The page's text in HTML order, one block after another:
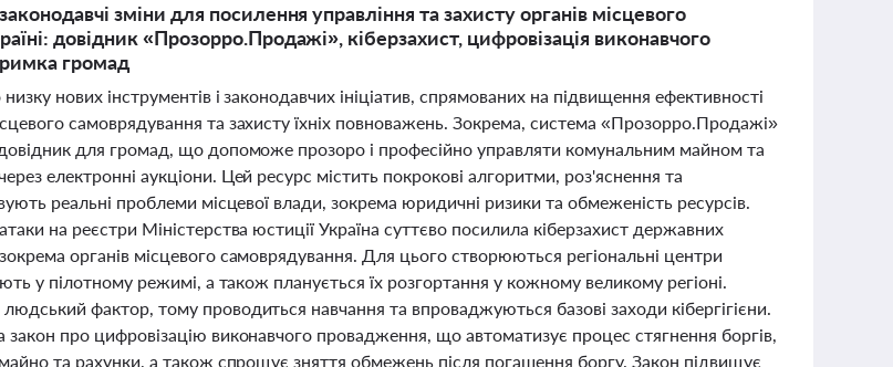
зміни для посилення управління та захисту органів місцевого
довідник «Прозорро.Продажі», кіберзахист, цифровізація виконавчого
громад
нових інструментів і законодавчих ініціатив, спрямованих на підвищення ефективності
самоврядування та захисту їхніх повноважень. Зокрема, система «Прозорро.Продажі»
для громад, що допоможе прозоро і професійно управляти комунальним майном та
електронні аукціони. Цей ресурс містить покрокові алгоритми, роз'яснення та
реальні проблеми місцевої влади, зокрема юридичні ризики та обмеженість ресурсів.
на реєстри Міністерства юстиції Україна суттєво посилила кіберзахист державних
органів місцевого самоврядування. Для цього створюються регіональні центри
у пілотному режимі, а також планується їх розгортання у кожному великому регіоні.
фактор, тому проводиться навчання та впроваджуються базові заходи кібергігієни.
закон про цифровізацію виконавчого провадження, що автоматизує процес стягнення боргів,
та рахунки, а також спрощує зняття обмежень після погашення боргу. Закон підвищує